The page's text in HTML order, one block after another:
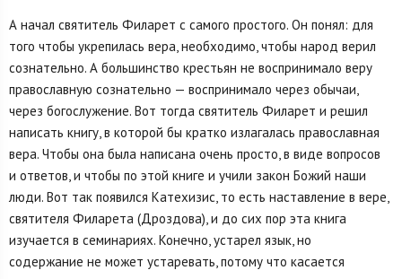
А начал святитель Филарет с самого простого. Он понял: для
того чтобы укрепилась вера, необходимо, чтобы народ верил
сознательно. А большинство крестьян не воспринимало веру
православную сознательно — воспринимало через обычаи,
через богослужение. Вот тогда святитель Филарет и решил
написать книгу, в которой бы кратко излагалась православная
вера. Чтобы она была написана очень просто, в виде вопросов
и ответов, и чтобы по этой книге и учили закон Божий наши
люди. Вот так появился Катехизис, то есть наставление в вере,
святителя Филарета (Дроздова), и до сих пор эта книга
изучается в семинариях. Конечно, устарел язык, но
содержание не может устаревать, потому что касается